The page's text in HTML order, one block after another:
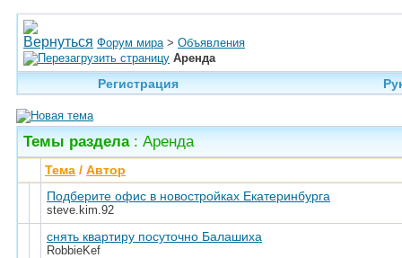
Форум мира > Объявления
Аренда
Регистрация
Темы раздела: Аренда
Тема / Автор
Подберите офис в новостройках Екатеринбурга
steve.kim.92
снять квартиру посуточно Балашиха
RobbieKef